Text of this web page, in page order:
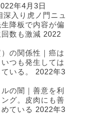
年4月3日
入り虎ノ門ニュ
降板で内容が偏
数も激減 2022
の関係性｜癌は
つも発生しては
いる。
2022年3
の闇｜善意を利
グ。皮肉にも善
ている 2022年3